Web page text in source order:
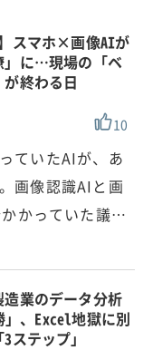
】スマホ×画像AIが
」に…現場の「ベ
終わる日
10
ていたAIが、あ
画像認識AIと画
かっていた議…
造業のデータ分析
」、Excel地獄に別
ステップ」